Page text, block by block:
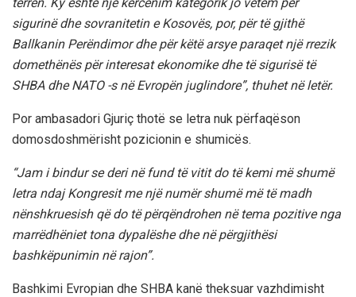
sigurinë dhe sovranitetin e Kosovës, por, për të gjithë
Ballkanin Perëndimor dhe për këtë arsye paraqet një rrezik
domethënës për interesat ekonomike dhe të sigurisë të
SHBA dhe NATO -s në Evropën juglindore”, thuhet në letër.
Por ambasadori Gjuriç thotë se letra nuk përfaqëson
domosdoshmërisht pozicionin e shumicës.
“Jam i bindur se deri në fund të vitit do të kemi më shumë
letra ndaj Kongresit me një numër shumë më të madh
nënshkruesish që do të përqëndrohen në tema pozitive nga
marrëdhëniet tona dypalëshe dhe në përgjithësi
bashkëpunimin në rajon”.
Bashkimi Evropian dhe SHBA kanë theksuar vazhdimisht